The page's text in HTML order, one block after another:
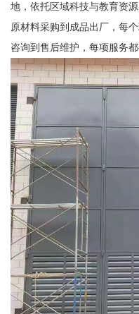
地，依托区域科技与教育资
原材料采购到成品出厂，每
咨询到售后维护，每项服务都